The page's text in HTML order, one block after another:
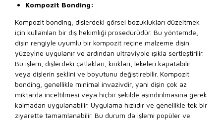
Kompozit Bonding:
Kompozit bonding, dişlerdeki görsel bozuklukları düzeltmek
için kullanılan bir diş hekimliği prosedürüdür. Bu yöntemde,
dişin rengiyle uyumlu bir kompozit reçine malzeme dişin
yüzeyine uygulanır ve ardından ultraviyole ışıkla sertleştirilir.
Bu işlem, dişlerdeki çatlakları, kırıkları, lekeleri kapatabilir
veya dişlerin şeklini ve boyutunu değiştirebilir. Kompozit
bonding, genellikle minimal invazivdir, yani dişin çok az
miktarda inceltilmesi veya hiçbir şekilde aşındırılmasına gerek
kalmadan uygulanabilir. Uygulama hızlıdır ve genellikle tek bir
ziyarette tamamlanabilir. Bu durum da işlemi popüler ve